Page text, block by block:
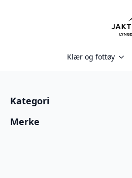
Klær og fottøy
Kategori
Merke